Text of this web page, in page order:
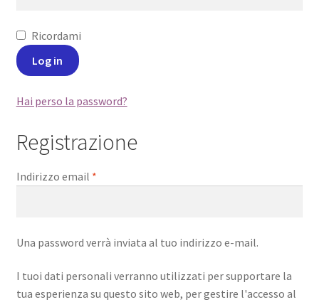
Ricordami
Log in
Hai perso la password?
Registrazione
Indirizzo email *
Una password verrà inviata al tuo indirizzo e-mail.
I tuoi dati personali verranno utilizzati per supportare la
tua esperienza su questo sito web, per gestire l'accesso al